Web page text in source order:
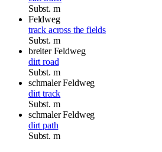
Subst. m
Feldweg
track across the fields
Subst. m
breiter Feldweg
dirt road
Subst. m
schmaler Feldweg
dirt track
Subst. m
schmaler Feldweg
dirt path
Subst. m